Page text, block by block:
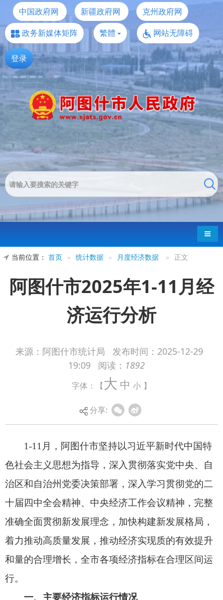
中国政府网 新疆政府网
克州政府网
政务新媒体矩阵
繁體 网站无障碍
登录
导航
当前位置： 首页 » 统计数据 » 月度经济数据 » 正文
阿图什市2025年1-11月经
济运行分析
来源：阿图什市统计局 发布时间： 2025-12-29
19:09
阅读： 1892
字体：【大 中 小 】
分享:
1-11月，阿图什市坚持以习近平新时代中国特
色社会主义思想为指导，深入贯彻落实党中央、自
治区和自治州党委决策部署，深入学习贯彻党的二
十届四中全会精神、中央经济工作会议精神，完整
着力推动高质量发展，推动经济实现质的有效提升
和量的合理增长，全市各项经济指标在合理区间运
行。
一、主要经济指标运行情况
旧存在。 1-11月，全市34家规模以上工业企业完成
工业总产值同比增长16.37%。规模以上工业增加值
同比下降0.38%，降幅较1-10月缩小2.92个百分点。